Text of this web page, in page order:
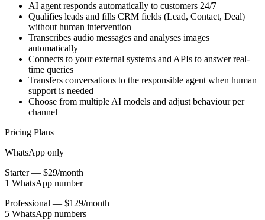
AI agent responds automatically to customers 24/7
Qualifies leads and fills CRM fields (Lead, Contact, Deal)
without human intervention
Transcribes audio messages and analyses images
automatically
Connects to your external systems and APIs to answer real-
time queries
Transfers conversations to the responsible agent when human
support is needed
Choose from multiple AI models and adjust behaviour per
channel
Pricing Plans
WhatsApp only
Starter — $29/month
1 WhatsApp number
Professional — $129/month
5 WhatsApp numbers